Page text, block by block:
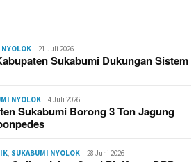
21 Juli 2026
Sukabumi Dukungan Sistem
NYOLOK 4 Juli 2026
Sukabumi Borong 3 Ton Jagung
SUKABUMI NYOLOK 28 Juni 2026